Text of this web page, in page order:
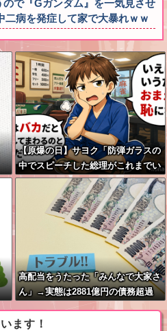
で『Gガンダム』を一気見させ
病を発症して家で大暴れｗｗ
【原爆の日】サヨク「防弾ガラスの
中でスピーチした総理がこれまでい
たんだろうか。オバマ大統領でさ
え、防弾ガラスなんてなかった！」
→石破茂＆オバマ大統領も使ってま
高配当をうたった「みんなで大家さ
ん」→実態は2881億円の債務超過
ます！